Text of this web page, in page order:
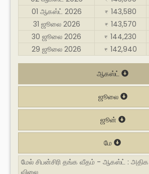
01 ஆகஸ்ட் 2026
₹ 143,580
31 ஜூலை 2026
₹ 143,570
30 ஜூலை 2026
₹ 144,230
29 ஜூலை 2026
₹ 142,940
ஆகஸ்ட்
ஜூலை
ஜூன்
மே
மேல் சிபன்சிரி தங்க வீதம் - ஆகஸ்ட் : அதிக
விலை